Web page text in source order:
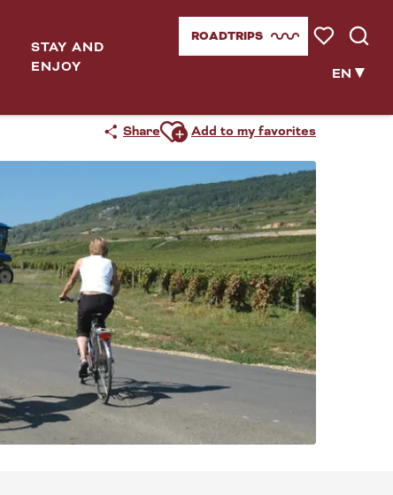
STAY AND
ENJOY
EN
ROADTRIPS
ShareAjouter aux favoris
Add to my favorites